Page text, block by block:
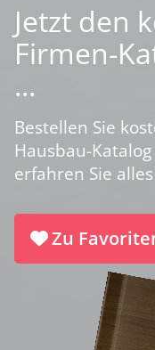
Jetzt den
Firmen-
...
Bestellen Sie
Hausbau-
erfahren Sie
Zu